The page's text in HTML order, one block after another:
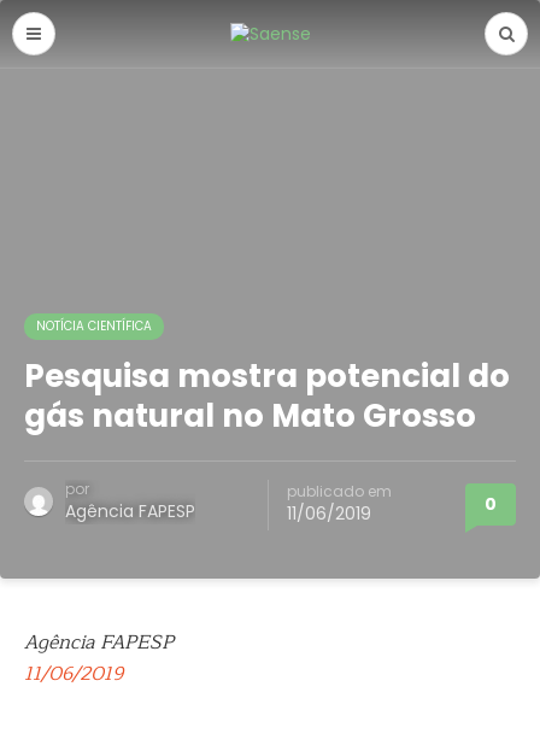
NOTÍCIA CIENTÍFICA
Pesquisa mostra potencial do
gás natural no Mato Grosso
por
Agência FAPESP
publicado em
11/06/2019 0
Agência FAPESP
11/06/2019